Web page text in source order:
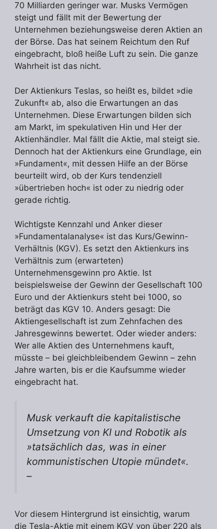
70 Milliarden geringer war. Musks Vermögen
steigt und fällt mit der Bewertung der
Unternehmen beziehungsweise deren Aktien an
der Börse. Das hat seinem Reichtum den Ruf
eingebracht, bloß heiße Luft zu sein. Die ganze
Wahrheit ist das nicht.
Der Aktienkurs Teslas, so heißt es, bildet »die
Zukunft« ab, also die Erwartungen an das
Unternehmen. Diese Erwartungen bilden sich
am Markt, im spekulativen Hin und Her der
Aktienhändler. Mal fällt die Aktie, mal steigt sie.
Dennoch hat der Aktienkurs eine Grundlage, ein
»Fundament«, mit dessen Hilfe an der Börse
beurteilt wird, ob der Kurs tendenziell
»übertrieben hoch« ist oder zu niedrig oder
gerade richtig.
Wichtigste Kennzahl und Anker dieser
»Fundamentalanalyse« ist das Kurs/Gewinn-
Verhältnis (KGV). Es setzt den Aktienkurs ins
Verhältnis zum (erwarteten)
Unternehmensgewinn pro Aktie. Ist
beispielsweise der Gewinn der Gesellschaft 100
Euro und der Aktienkurs steht bei 1000, so
beträgt das KGV 10. Anders gesagt: Die
Aktiengesellschaft ist zum Zehnfachen des
Jahresgewinns bewertet. Oder wieder anders:
Wer alle Aktien des Unternehmens kauft,
müsste – bei gleichbleibendem Gewinn – zehn
Jahre warten, bis er die Kaufsumme wieder
eingebracht hat.
Musk verkauft die kapitalistische
Umsetzung von KI und Robotik als
»tatsächlich das, was in einer
kommunistischen Utopie mündet«.
–
Vor diesem Hintergrund ist einsichtig, warum
die Tesla-Aktie mit einem KGV von über 220 als